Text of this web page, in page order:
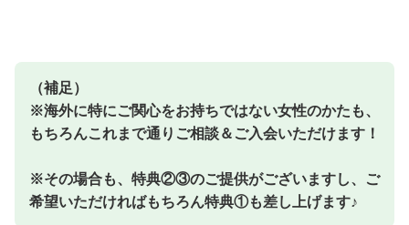
（補足）
※海外に特にご関心をお持ちではない女性のかたも、
もちろんこれまで通りご相談＆ご入会いただけます！
※その場合も、特典②③のご提供がございますし、ご
希望いただければもちろん特典①も差し上げます♪